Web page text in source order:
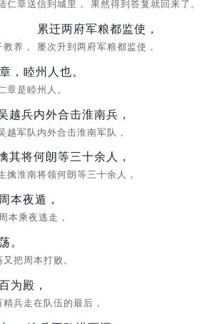
仁章送信到城里， 果然得到答复就回来了。
教养，
累迁两府军粮都监使，
屡次升到两府军粮都监使，
，睦州人也。
章是睦州人。
越兵内外合击淮南兵，
越军队内外合击淮南军队，
其将何朗等三十余人，
擒淮南将领何朗等三十余人，
周本夜遁，
周本乘夜逃走，
。
把周本打败。
为殿，
兵走在队伍的最后，